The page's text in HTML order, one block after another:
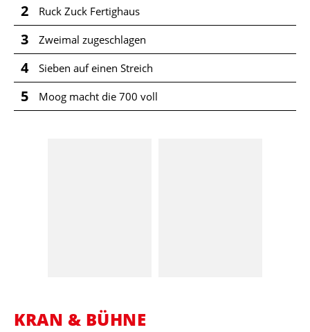
2 Ruck Zuck Fertighaus
3 Zweimal zugeschlagen
4 Sieben auf einen Streich
5 Moog macht die 700 voll
KRAN & BÜHNE